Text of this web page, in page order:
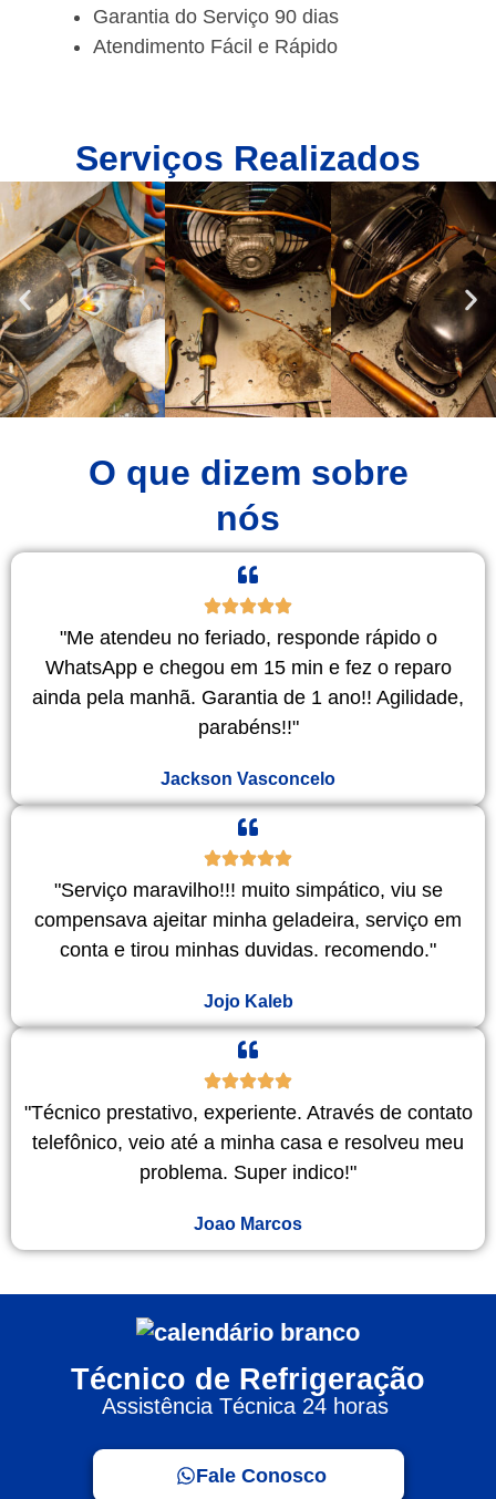
Garantia do Serviço 90 dias
Atendimento Fácil e Rápido
Serviços Realizados
O que dizem sobre
nós
"Me atendeu no feriado, responde rápido o
WhatsApp e chegou em 15 min e fez o reparo
ainda pela manhã. Garantia de 1 ano!! Agilidade,
parabéns!!"
Jackson Vasconcelo
"Serviço maravilho!!! muito simpático, viu se
compensava ajeitar minha geladeira, serviço em
conta e tirou minhas duvidas. recomendo."
Jojo Kaleb
"Técnico prestativo, experiente. Através de contato
telefônico, veio até a minha casa e resolveu meu
problema. Super indico!"
Joao Marcos
Técnico de Refrigeração
Assistência Técnica 24 horas
Fale Conosco